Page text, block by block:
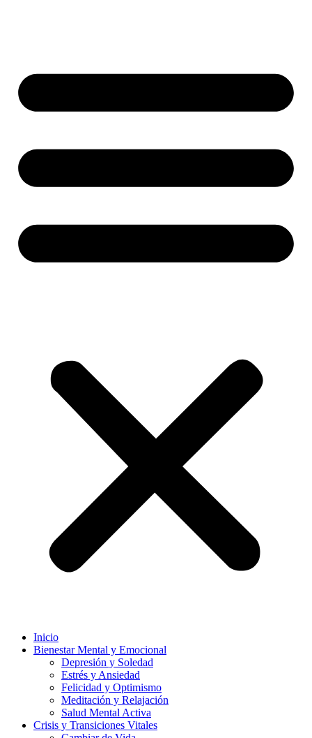
Inicio
Bienestar Mental y Emocional
Depresión y Soledad
Estrés y Ansiedad
Felicidad y Optimismo
Meditación y Relajación
Salud Mental Activa
Crisis y Transiciones Vitales